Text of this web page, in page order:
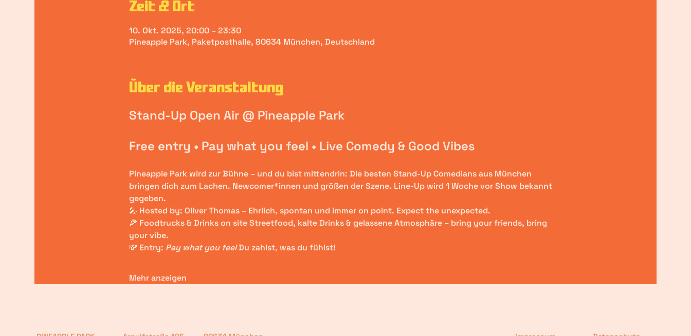
Zeit & Ort
10. Okt. 2025, 20:00 – 23:30
Pineapple Park, Paketposthalle, 80634 München, Deutschland
Über die Veranstaltung
Stand-Up Open Air @ Pineapple Park
Free entry • Pay what you feel • Live Comedy & Good Vibes
Pineapple Park wird zur Bühne – und du bist mittendrin: Die besten Stand-Up Comedians aus München
bringen dich zum Lachen. Newcomer*innen und größen der Szene. Line-Up wird 1 Woche vor Show bekannt
gegeben.
🎤 Hosted by: Oliver Thomas – Ehrlich, spontan und immer on point. Expect the unexpected.
🍕 Foodtrucks & Drinks on site Streetfood, kalte Drinks & gelassene Atmosphäre – bring your friends, bring
your vibe.
💸 Entry: Pay what you feel Du zahlst, was du fühlst!
Mehr anzeigen